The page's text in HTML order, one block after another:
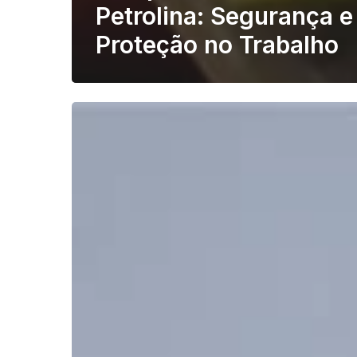
Petrolina: Segurança e
Proteção no Trabalho